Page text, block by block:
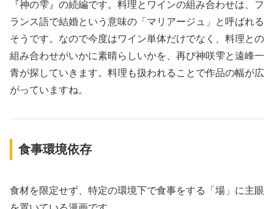
『神の雫』の続編です。料理とワインの組み合わせは、フ
ランス語で結婚という意味の「マリアージュ」と呼ばれる
そうです。なので今度はワイン単体だけでなく、料理との
組み合わせがいかに素晴らしいかを、再び神咲雫と遠峰一
青が探していきます。料理も扱われることで作品の幅が広
がっていますね。
食事環境依存
食材を限定せず、特定の環境下で食事をする「場」に主眼